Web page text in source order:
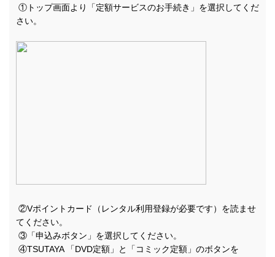
①トップ画面より「定額サービスのお手続き」を選択してくだ
さい。
②Vポイントカード（レンタル利用登録が必要です）を読ませ
てください。
③「申込みボタン」を選択してください。
④TSUTAYA 「DVD定額」と「コミック定額」のボタンを